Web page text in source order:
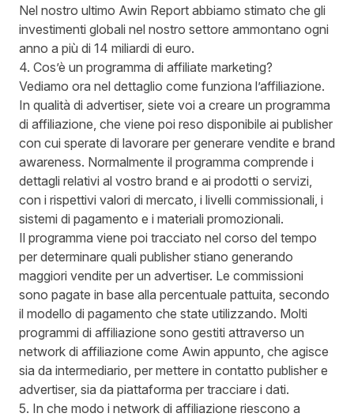
Nel nostro ultimo Awin Report abbiamo stimato che gli
investimenti globali nel nostro settore ammontano ogni
anno a più di 14 miliardi di euro.
4. Cos’è un programma di affiliate marketing?
Vediamo ora nel dettaglio come funziona l’affiliazione.
In qualità di advertiser, siete voi a creare un programma
di affiliazione, che viene poi reso disponibile ai publisher
con cui sperate di lavorare per generare vendite e brand
awareness. Normalmente il programma comprende i
dettagli relativi al vostro brand e ai prodotti o servizi,
con i rispettivi valori di mercato, i livelli commissionali, i
sistemi di pagamento e i materiali promozionali.
Il programma viene poi tracciato nel corso del tempo
per determinare quali publisher stiano generando
maggiori vendite per un advertiser. Le commissioni
sono pagate in base alla percentuale pattuita, secondo
il modello di pagamento che state utilizzando. Molti
programmi di affiliazione sono gestiti attraverso un
network di affiliazione come Awin appunto, che agisce
sia da intermediario, per mettere in contatto publisher e
advertiser, sia da piattaforma per tracciare i dati.
5. In che modo i network di affiliazione riescono a